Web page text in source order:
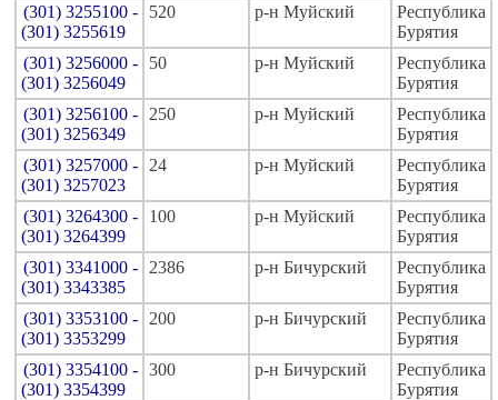
(301) 3255100 -
(301) 3255619
520 р-н Муйский
Республика
Бурятия
(301) 3256000 -
(301) 3256049
50 р-н Муйский
Республика
Бурятия
(301) 3256100 -
(301) 3256349
250 р-н Муйский
Республика
Бурятия
(301) 3257000 -
(301) 3257023
24 р-н Муйский
Республика
Бурятия
(301) 3264300 -
(301) 3264399
100 р-н Муйский
Республика
Бурятия
(301) 3341000 -
(301) 3343385
2386 р-н Бичурский
Республика
Бурятия
(301) 3353100 -
(301) 3353299
200 р-н Бичурский
Республика
Бурятия
(301) 3354100 -
(301) 3354399
300 р-н Бичурский
Республика
Бурятия